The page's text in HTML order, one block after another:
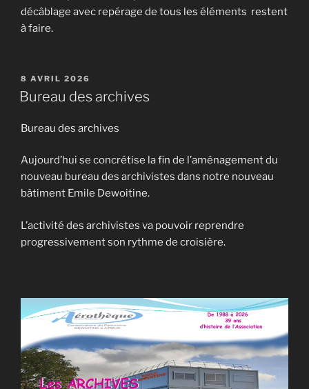
décâblage avec repérage de tous les éléments restent
à faire.
PUBLIÉ
LE
8 AVRIL 2026
Bureau des archives
Bureau des archives
Aujourd’hui se concrétise la fin de l’aménagement du
nouveau bureau des archivistes dans notre nouveau
bâtiment Emile Dewoitine.
L’activité des archivistes va pouvoir reprendre
progressivement son rythme de croisière.